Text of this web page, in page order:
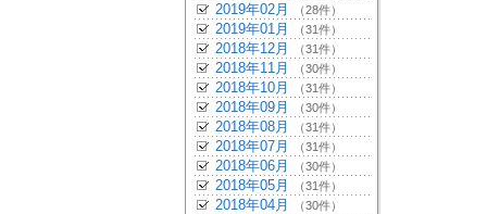
2019年02月 （28件）
2019年01月 （31件）
2018年12月 （31件）
2018年11月 （30件）
2018年10月 （31件）
2018年09月 （30件）
2018年08月 （31件）
2018年07月 （31件）
2018年06月 （30件）
2018年05月 （31件）
2018年04月 （30件）